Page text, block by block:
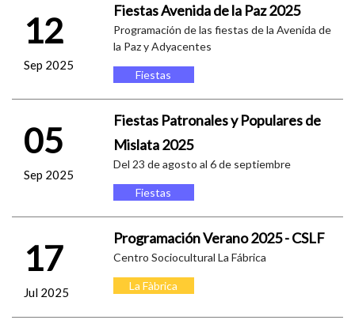
12
Sep 2025
Fiestas Avenida de la Paz 2025
Programación de las fiestas de la Avenida de
la Paz y Adyacentes
Fiestas
05
Sep 2025
Fiestas Patronales y Populares de
Mislata 2025
Del 23 de agosto al 6 de septiembre
Fiestas
17
Jul 2025
Programación Verano 2025 - CSLF
Centro Sociocultural La Fábrica
La Fàbrica